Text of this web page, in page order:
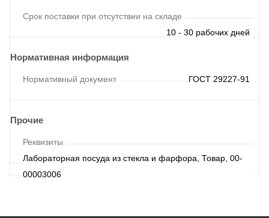
Срок поставки при отсутствии на складе
10 - 30 рабочих дней
Нормативная информация
Нормативный документ ГОСТ 29227-91
Прочие
Реквизиты
Лабораторная посуда из стекла и фарфора, Товар, 00-
00003006